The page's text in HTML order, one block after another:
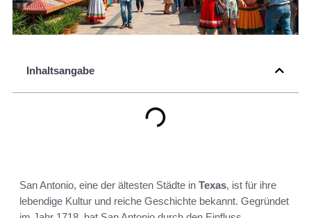
Inhaltsangabe
San Antonio, eine der ältesten Städte in Texas, ist für ihre
lebendige Kultur und reiche Geschichte bekannt. Gegründet